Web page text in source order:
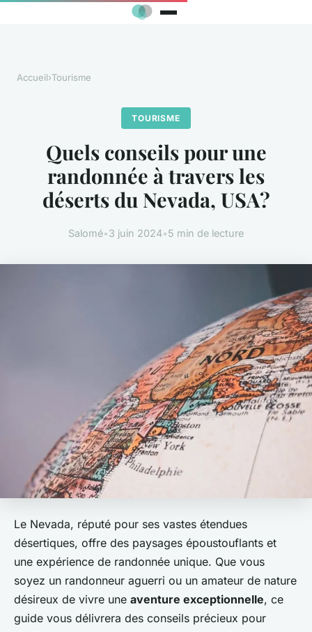
Accueil›Tourisme
TOURISME
Quels conseils pour une
randonnée à travers les
déserts du Nevada, USA?
Salomé•3 juin 2024•5 min de lecture
Le Nevada, réputé pour ses vastes étendues
désertiques, offre des paysages époustouflants et
une expérience de randonnée unique. Que vous
soyez un randonneur aguerri ou un amateur de nature
désireux de vivre une aventure exceptionnelle, ce
guide vous délivrera des conseils précieux pour